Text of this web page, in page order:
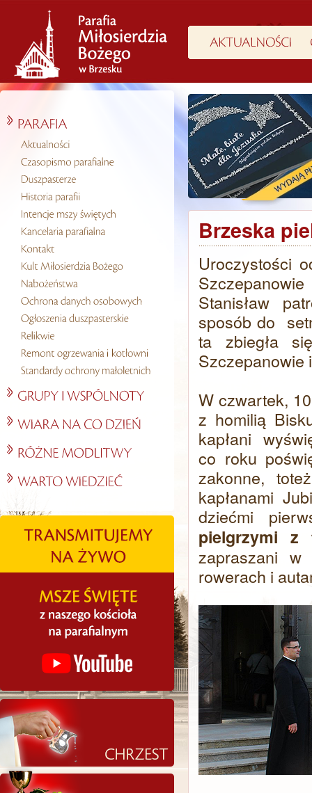
Brzeska
Uroczystości
Stanisław
sposób do
ta zbiegła
W czwartek,
z homilią
kapłani
co roku
zakonne,
kapłanami
dziećmi
pielgrzymi z
zapraszani
rowerach i